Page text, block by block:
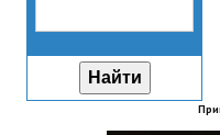
Apella CBBE SSE
Apella 2.0 CBBE SSE